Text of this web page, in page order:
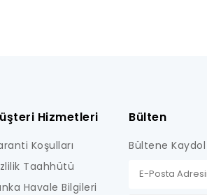
Hizmetleri
Koşulları
Taahhütü
Havale Bilgileri
Bülten
Bültene Kaydol